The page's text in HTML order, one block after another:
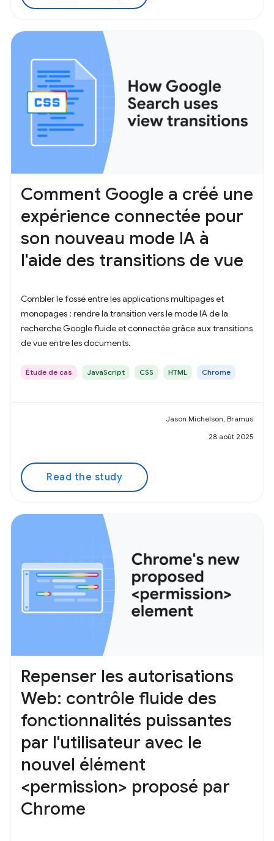
Comment Google a créé une
expérience connectée pour
son nouveau mode IA à
l'aide des transitions de vue
Combler le fossé entre les applications multipages et
monopages : rendre la transition vers le mode IA de la
recherche Google fluide et connectée grâce aux transitions
de vue entre les documents.
Étude de cas JavaScript CSS HTML Chrome
Jason Michelson, Bramus
28 août 2025
Read the study
Repenser les autorisations
Web: contrôle fluide des
fonctionnalités puissantes
par l'utilisateur avec le
nouvel élément
<permission> proposé par
Chrome